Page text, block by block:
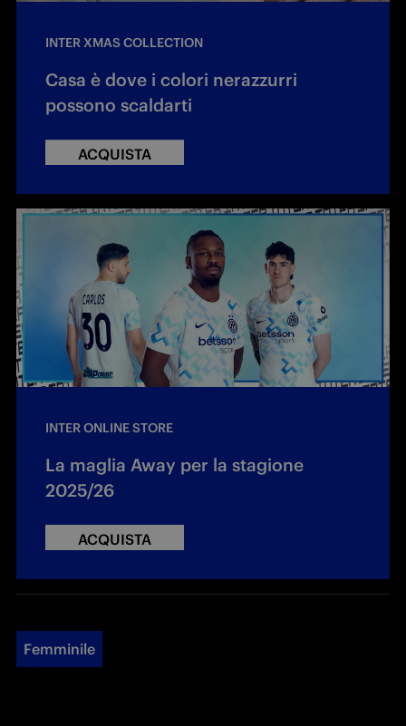
INTER XMAS COLLECTION
Casa è dove i colori nerazzurri
possono scaldarti
ACQUISTA
INTER ONLINE STORE
La maglia Away per la stagione
2025/26
ACQUISTA
Femminile